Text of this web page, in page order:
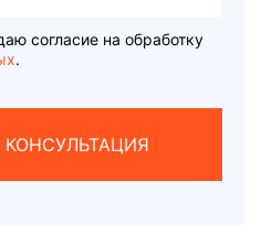
согласие на обработку
.